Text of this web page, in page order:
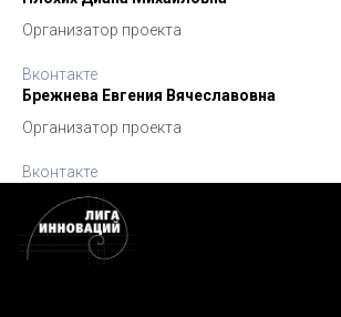
Организатор проекта
Вконтакте
Брежнева Евгения Вячеславовна
Организатор проекта
Вконтакте